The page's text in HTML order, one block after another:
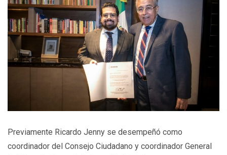
Previamente Ricardo Jenny se desempeñó como
coordinador del Consejo Ciudadano y coordinador General